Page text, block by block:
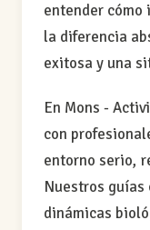
entender
la diferencia
exitosa y una
En Mons -
con
entorno serio,
Nuestros guías
dinámicas